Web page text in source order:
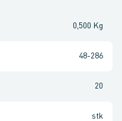
0,500 Kg
48-286
20
stk